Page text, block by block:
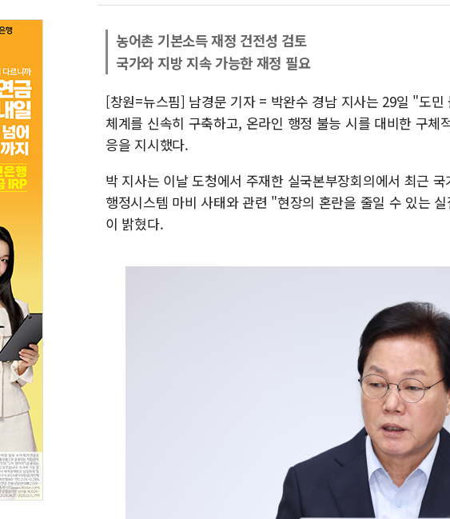
농어촌 기본소득 재정 건전성 검토
국가와 지방 지속 가능한 재정 필요
[창원=뉴스핌] 남경문 기자 = 박완수 경남 지사는 29일 "도
체계를 신속히 구축하고, 온라인 행정 불능 시를 대비한 구
응을 지시했다.
박 지사는 이날 도청에서 주재한 실국본부장회의에서 최근
행정시스템 마비 사태와 관련 "현장의 혼란을 줄일 수 있는
이 밝혔다.